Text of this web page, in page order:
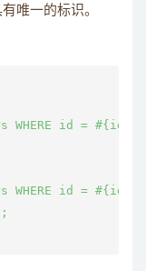
唯一的标识。
WHERE id = #{id}")
WHERE id = #{id}")